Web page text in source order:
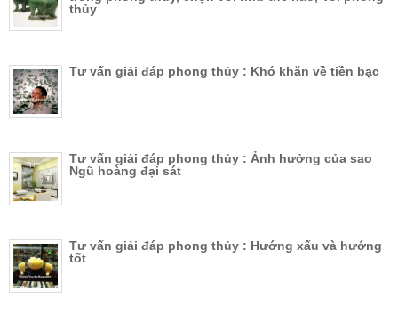
thủy
Tư vấn giải đáp phong thủy : Khó khăn về tiền bạc
Tư vấn giải đáp phong thủy : Ảnh hưởng của sao
Ngũ hoàng đại sát
Tư vấn giải đáp phong thủy : Hướng xấu và hướng
tốt